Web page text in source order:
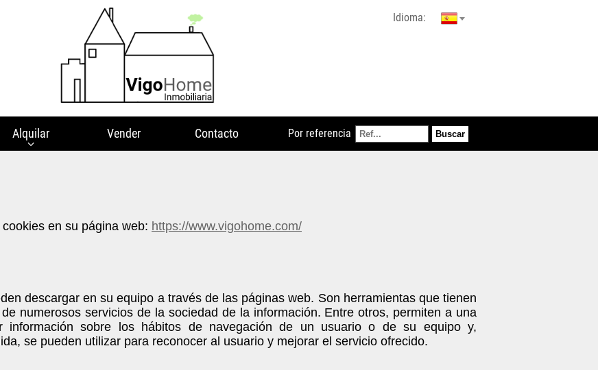
Idioma:
Alquilar Vender Contacto Por referencia
en su página web: https://www.vigohome.com/
descargar en su equipo a través de las páginas web. Son herramientas que tienen
numerosos servicios de la sociedad de la información. Entre otros, permiten a una
información sobre los hábitos de navegación de un usuario o de su equipo y,
se pueden utilizar para reconocer al usuario y mejorar el servicio ofrecido.